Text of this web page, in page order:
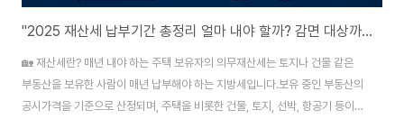
"2025 재산세 납부기간 총정리 얼마 내야 할까? 감면 대상까지!"
🏡 재산세란? 매년 내야 하는 주택 보유자의 의무재산세는 토지나 건물 같은
부동산을 보유한 사람이 매년 납부해야 하는 지방세입니다.보유 중인 부동산의
공시가격을 기준으로 산정되며, 주택을 비롯한 건물, 토지, 선박, 항공기 등이